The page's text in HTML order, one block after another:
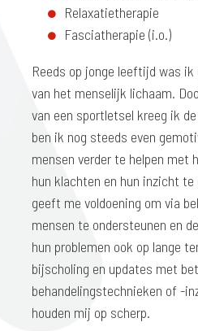
Relaxatietherapie
Fasciatherapie (i.o.)
Reeds op jonge leeftijd was
van het menselijk lichaam.
van een sportletsel kreeg ik
ben ik nog steeds even
mensen verder te helpen met
hun klachten en hun inzicht
geeft me voldoening om via
mensen te ondersteunen en
hun problemen ook op lange
bijscholing en updates met
behandelingstechnieken of -
houden mij op scherp.